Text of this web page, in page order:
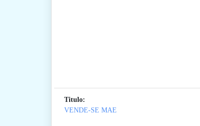
Titulo:
VENDE-SE MAE